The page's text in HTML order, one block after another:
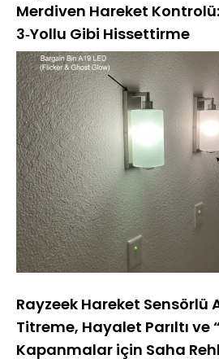
Merdiven Hareket
3‑Yollu Gibi Hissettirme
Rayzeek Hareket Sensörlü
Titreme, Hayalet Parıltı ve
Kapanmalar için Saha